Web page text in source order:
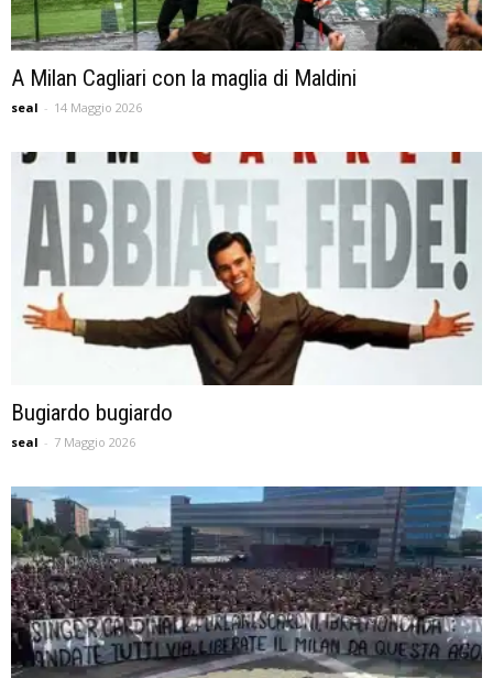
A Milan Cagliari con la maglia di Maldini
seal - 14 Maggio 2026
Bugiardo bugiardo
seal - 7 Maggio 2026